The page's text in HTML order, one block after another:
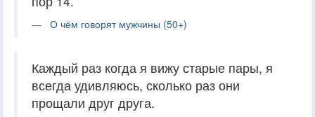
О чём говорят мужчины (50+)
Каждый раз когда я вижу старые пары, я
всегда удивляюсь, сколько раз они
прощали друг друга.